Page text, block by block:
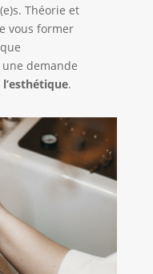
Théorie et
vous former
demande
.